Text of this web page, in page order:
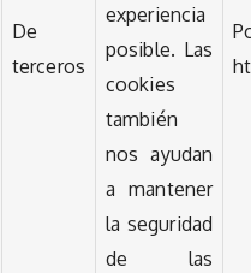
De
terceros
experiencia
posible. Las
cookies
también
nos ayudan
a mantener
la seguridad
de las